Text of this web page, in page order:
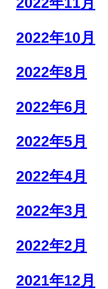
2022年10月
2022年8月
2022年6月
2022年5月
2022年4月
2022年3月
2022年2月
2021年12月